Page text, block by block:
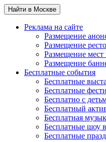
Найти в Москве
Реклама на сайте
Размещение
Размещение
Размещение
Размещение
Бесплатные события
Бесплатные
Бесплатные
Бесплатно с
Бесплатный
Бесплатная
Бесплатные шоу
Бесплатные